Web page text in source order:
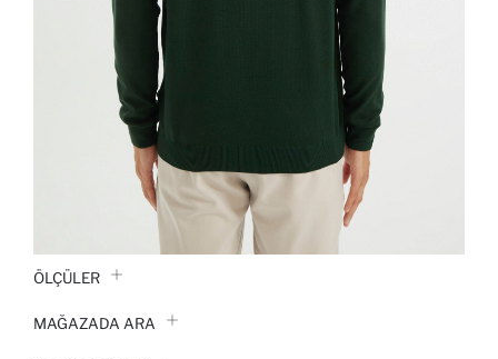
ÖLÇÜLER
MAĞAZADA ARA